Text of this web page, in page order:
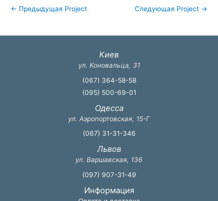
← Предыдущая Project Следующая Project →
Киев
ул. Коновальца, 31
(067) 364-58-58
(095) 500-69-01
Одесса
ул. Аэропортовская, 15-Г
(067) 31-31-346
Львов
ул. Варшавская, 136
(097) 907-31-49
Информация